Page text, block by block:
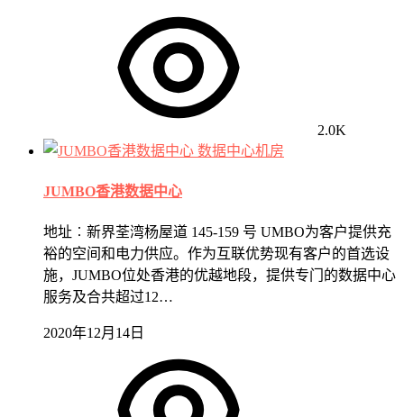
2.0K
数据中心机房
JUMBO香港数据中心
地址︰新界荃湾杨屋道 145-159 号 UMBO为客户提供充
裕的空间和电力供应。作为互联优势现有客户的首选设
施，JUMBO位处香港的优越地段，提供专门的数据中心
服务及合共超过12…
2020年12月14日